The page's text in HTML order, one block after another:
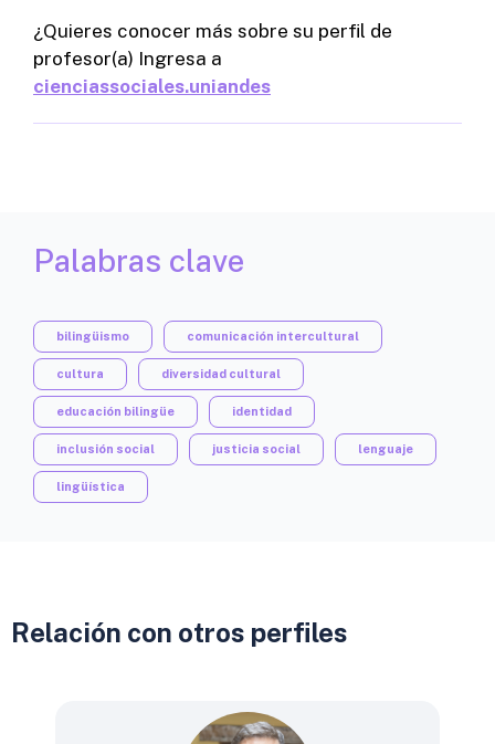
¿Quieres conocer más sobre su perfil de
profesor(a) Ingresa a
cienciassociales.uniandes
Palabras clave
bilingüismo comunicación intercultural
cultura diversidad cultural
educación bilingüe identidad
inclusión social justicia social lenguaje
lingüística
Relación con otros perfiles